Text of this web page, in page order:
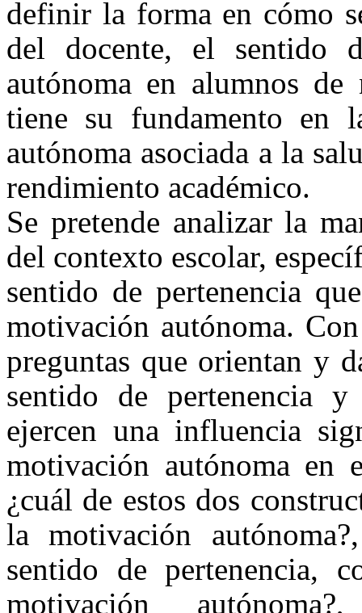
definir la forma en cómo
del docente, el sentido
autónoma en alumnos
tiene su fundamento en
autónoma asociada a la
rendimiento académico.
Se pretende analizar la
del contexto escolar,
sentido de pertenencia
motivación autónoma.
preguntas que orientan y
sentido de pertenencia
ejercen una influencia
motivación autónoma en
¿cuál de estos dos
la motivación
sentido de pertenencia,
motivación